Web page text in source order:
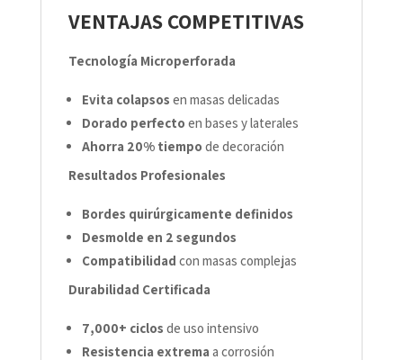
VENTAJAS COMPETITIVAS
Tecnología Microperforada
Evita colapsos en masas delicadas
Dorado perfecto en bases y laterales
Ahorra 20% tiempo de decoración
Resultados Profesionales
Bordes quirúrgicamente definidos
Desmolde en 2 segundos
Compatibilidad con masas complejas
Durabilidad Certificada
7,000+ ciclos de uso intensivo
Resistencia extrema a corrosión